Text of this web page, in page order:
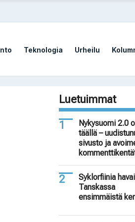
Teknologia Urheilu
Luetuimmat
Nykysuomi 2.0
täällä –
sivusto ja
Syklorfiinia
Tanskassa
ensimmäistä